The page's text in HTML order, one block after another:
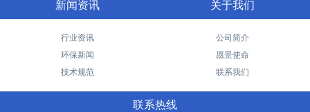
新闻资讯
行业资讯
环保新闻
技术规范
关于我们
公司简介
愿景使命
联系我们
联系热线